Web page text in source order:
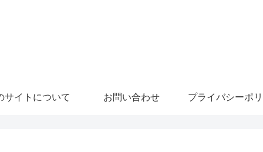
サイトについて お問い合わせ プライバシーポ